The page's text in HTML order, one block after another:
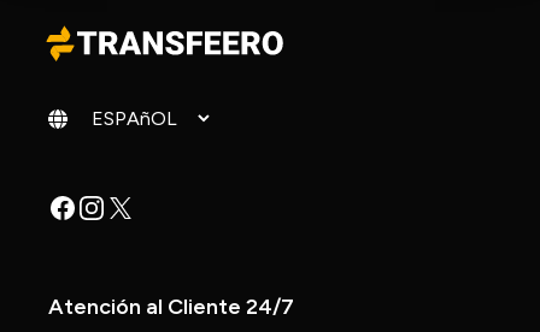
Cambiar idioma
Facebook
Instagram
X
Atención al Cliente 24/7